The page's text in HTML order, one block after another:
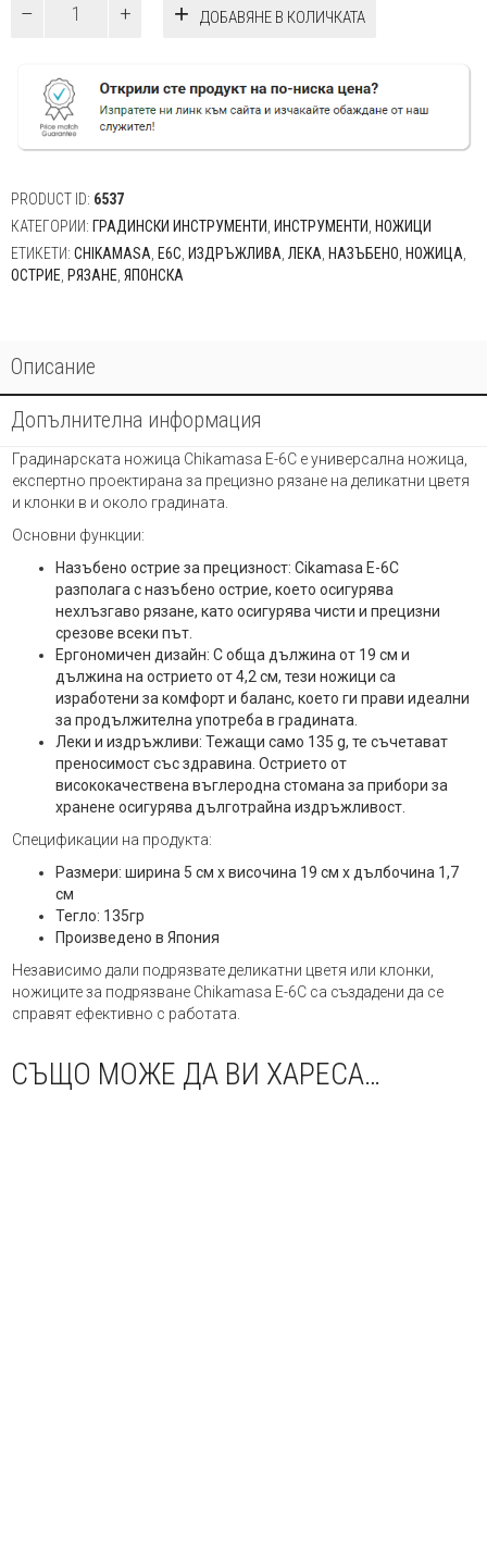
ДОБАВЯНЕ В КОЛИЧКАТА
PRODUCT ID: 6537
КАТЕГОРИИ: ГРАДИНСКИ ИНСТРУМЕНТИ ИНСТРУМЕНТИ
НОЖИЦИ
ЕТИКЕТИ: CHIKAMASA E6C ИЗДРЪЖЛИВА ЛЕКА НАЗЪБЕНО НОЖИЦА
ОСТРИЕ РЯЗАНЕ ЯПОНСКА
Описание
Допълнителна информация
Градинарската ножица Chikamasa E-6C е универсална ножица,
експертно проектирана за прецизно рязане на деликатни цветя
и клонки в и около градината.
Основни функции:
Назъбено острие за прецизност: Cikamasa E-6C
разполага с назъбено острие, което осигурява
нехлъзгаво рязане, като осигурява чисти и прецизни
срезове всеки път.
Ергономичен дизайн: С обща дължина от 19 см и
дължина на острието от 4,2 см, тези ножици са
изработени за комфорт и баланс, което ги прави идеални
за продължителна употреба в градината.
Леки и издръжливи: Тежащи само 135 g, те съчетават
преносимост със здравина. Острието от
висококачествена въглеродна стомана за прибори за
хранене осигурява дълготрайна издръжливост.
Спецификации на продукта:
Размери: ширина 5 см х височина 19 см х дълбочина 1,7
см
Тегло: 135гр
Произведено в Япония
Независимо дали подрязвате деликатни цветя или клонки,
ножиците за подрязване Chikamasa E-6C са създадени да се
справят ефективно с работата.
СЪЩО МОЖЕ ДА ВИ ХАРЕСА…